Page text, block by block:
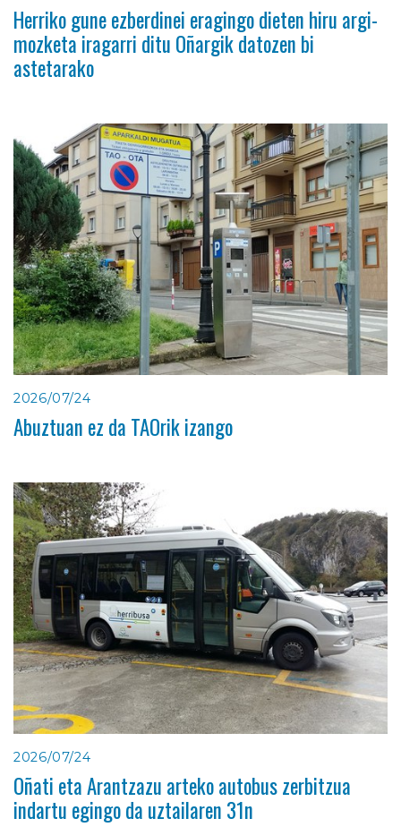
Herriko gune ezberdinei eragingo dieten hiru argi-
mozketa iragarri ditu Oñargik datozen bi
astetarako
2026/07/24
Abuztuan ez da TAOrik izango
2026/07/24
Oñati eta Arantzazu arteko autobus zerbitzua
indartu egingo da uztailaren 31n